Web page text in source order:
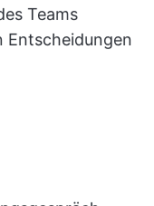
Teams
Entscheidungen